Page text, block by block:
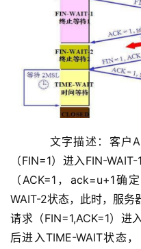
（FIN=1）进入FIN-
（ACK=1，ack=u+1确
WAIT-2状态，此时，服务
请求（FIN=1,ACK=1）进
后进入TIME-WAIT状态